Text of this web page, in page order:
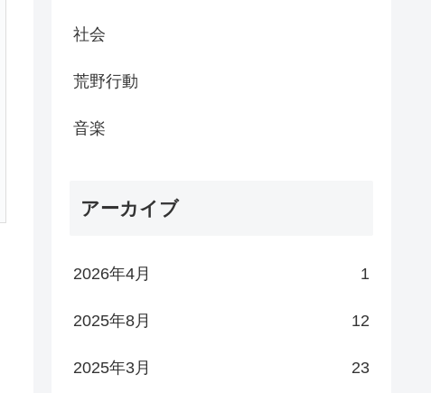
社会
荒野行動
音楽
アーカイブ
2026年4月 1
2025年8月 12
2025年3月 23